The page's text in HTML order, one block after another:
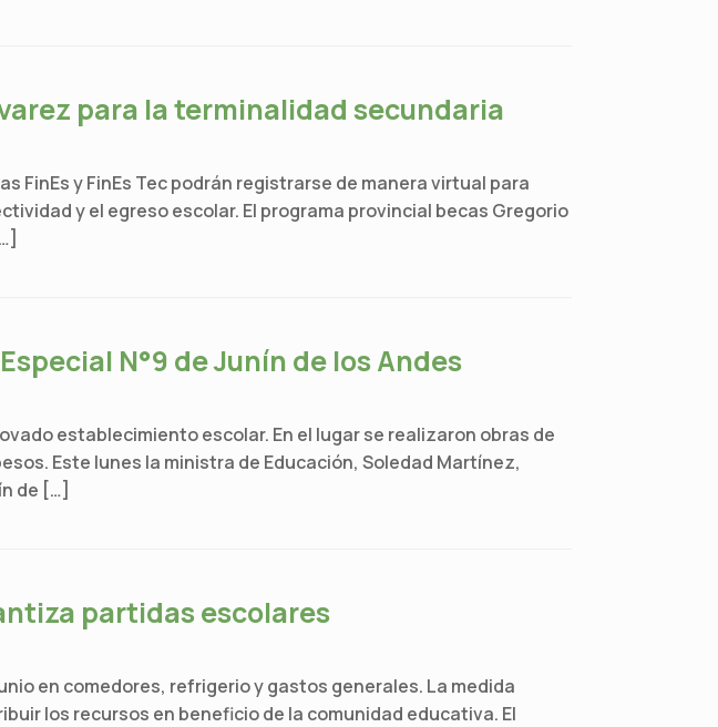
para la terminalidad secundaria
FinEs y FinEs Tec podrán registrarse de manera virtual para
y el egreso escolar. El programa provincial becas Gregorio
N°9 de Junín de los Andes
establecimiento escolar. En el lugar se realizaron obras de
Este lunes la ministra de Educación, Soledad Martínez,
de […]
partidas escolares
en comedores, refrigerio y gastos generales. La medida
los recursos en beneficio de la comunidad educativa. El